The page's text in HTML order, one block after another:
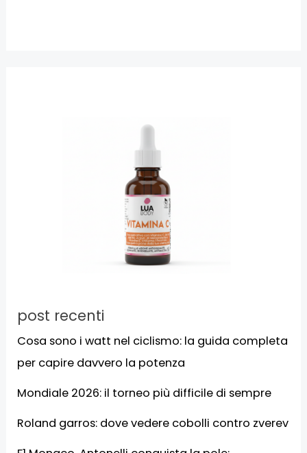
post recenti
Cosa sono i watt nel ciclismo: la guida completa
per capire davvero la potenza
Mondiale 2026: il torneo più difficile di sempre
Roland garros: dove vedere cobolli contro zverev